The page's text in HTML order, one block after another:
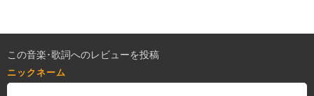
この音楽･歌詞へのレビューを投稿
ニックネーム